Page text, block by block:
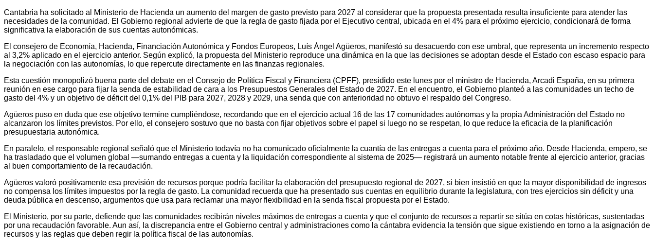
Cantabria ha solicitado al Ministerio de Hacienda un aumento del margen de gasto previsto para 2027 al considerar que la propuesta presentada resulta insuficiente para atender las
necesidades de la comunidad. El Gobierno regional advierte de que la regla de gasto fijada por el Ejecutivo central, ubicada en el 4% para el próximo ejercicio, condicionará de forma
significativa la elaboración de sus cuentas autonómicas.
El consejero de Economía, Hacienda, Financiación Autonómica y Fondos Europeos, Luís Ángel Agüeros, manifestó su desacuerdo con ese umbral, que representa un incremento respecto
al 3,2% aplicado en el ejercicio anterior. Según explicó, la propuesta del Ministerio reproduce una dinámica en la que las decisiones se adoptan desde el Estado con escaso espacio para
la negociación con las autonomías, lo que repercute directamente en las finanzas regionales.
Esta cuestión monopolizó buena parte del debate en el Consejo de Política Fiscal y Financiera (CPFF), presidido este lunes por el ministro de Hacienda, Arcadi España, en su primera
reunión en ese cargo para fijar la senda de estabilidad de cara a los Presupuestos Generales del Estado de 2027. En el encuentro, el Gobierno planteó a las comunidades un techo de
gasto del 4% y un objetivo de déficit del 0,1% del PIB para 2027, 2028 y 2029, una senda que con anterioridad no obtuvo el respaldo del Congreso.
Agüeros puso en duda que ese objetivo termine cumpliéndose, recordando que en el ejercicio actual 16 de las 17 comunidades autónomas y la propia Administración del Estado no
alcanzaron los límites previstos. Por ello, el consejero sostuvo que no basta con fijar objetivos sobre el papel si luego no se respetan, lo que reduce la eficacia de la planificación
presupuestaria autonómica.
En paralelo, el responsable regional señaló que el Ministerio todavía no ha comunicado oficialmente la cuantía de las entregas a cuenta para el próximo año. Desde Hacienda, empero, se
ha trasladado que el volumen global —sumando entregas a cuenta y la liquidación correspondiente al sistema de 2025— registrará un aumento notable frente al ejercicio anterior, gracias
al buen comportamiento de la recaudación.
Agüeros valoró positivamente esa previsión de recursos porque podría facilitar la elaboración del presupuesto regional de 2027, si bien insistió en que la mayor disponibilidad de ingresos
no compensa los límites impuestos por la regla de gasto. La comunidad recuerda que ha presentado sus cuentas en equilibrio durante la legislatura, con tres ejercicios sin déficit y una
deuda pública en descenso, argumentos que usa para reclamar una mayor flexibilidad en la senda fiscal propuesta por el Estado.
El Ministerio, por su parte, defiende que las comunidades recibirán niveles máximos de entregas a cuenta y que el conjunto de recursos a repartir se sitúa en cotas históricas, sustentadas
por una recaudación favorable. Aun así, la discrepancia entre el Gobierno central y administraciones como la cántabra evidencia la tensión que sigue existiendo en torno a la asignación de
recursos y las reglas que deben regir la política fiscal de las autonomías.